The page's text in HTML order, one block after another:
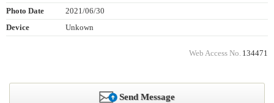
Photo Date
2021/06/30
Device
Unkown
Web Access No. 134471
Send Message